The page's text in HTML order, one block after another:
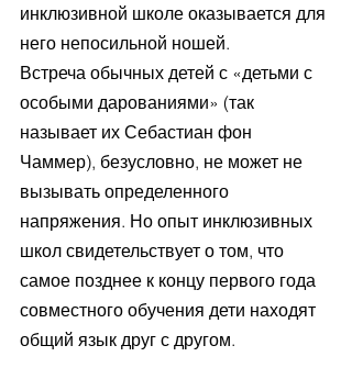
инклюзивной школе оказывается для
него непосильной ношей.
Встреча обычных детей с «детьми с
особыми дарованиями» (так
называет их Себастиан фон
Чаммер), безусловно, не может не
вызывать определенного
напряжения. Но опыт инклюзивных
школ свидетельствует о том, что
самое позднее к концу первого года
совместного обучения дети находят
общий язык друг с другом.